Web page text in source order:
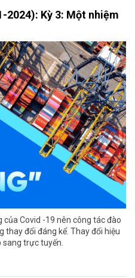
2024): Kỳ 3: Một nhiệm
của Covid -19 nên công tác đào
thay đổi đáng kể. Thay đổi hiệu
trực tuyến.